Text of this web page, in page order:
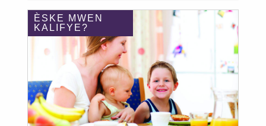
ÈSKE MWEN
KALIFYE?